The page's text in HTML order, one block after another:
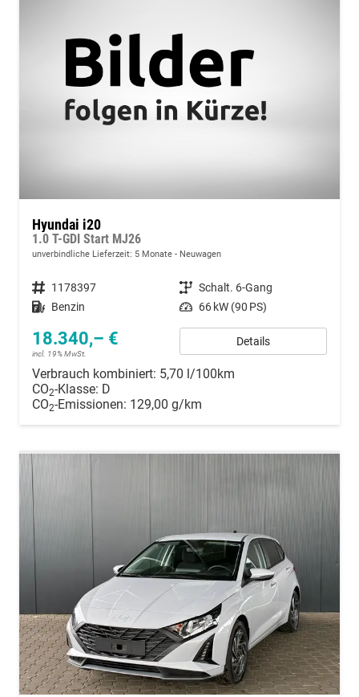
Hyundai i20
1.0 T-GDI Start MJ26
unverbindliche Lieferzeit: 5 Monate Neuwagen
Fahrzeugnummer 1178397 Getriebe Schalt. 6-Gang
Kraftstoff Benzin Leistung 66 kW (90 PS)
18.340,– €
incl. 19% MwSt.
Details
Verbrauch kombiniert: 5,70 l/100km
CO2-Klasse: D
CO2-Emissionen: 129,00 g/km